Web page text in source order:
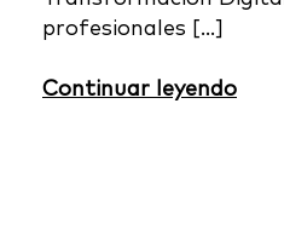
profesionales […]
Continuar leyendo